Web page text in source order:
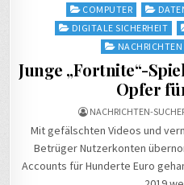
Posted
in
COMPUTER
DIGITALE SICHERHEIT
NACHRICHTEN
Junge „Fortnite“-
Opfer
NACHRICHTEN-
Mit gefälschten Videos und
Betrüger Nutzerkonten
Accounts für Hunderte Euro